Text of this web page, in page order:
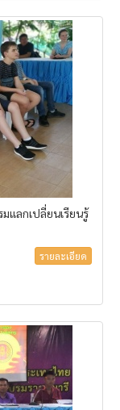
ลกเปลี่ยนเรียนรู้
รายละเอียด